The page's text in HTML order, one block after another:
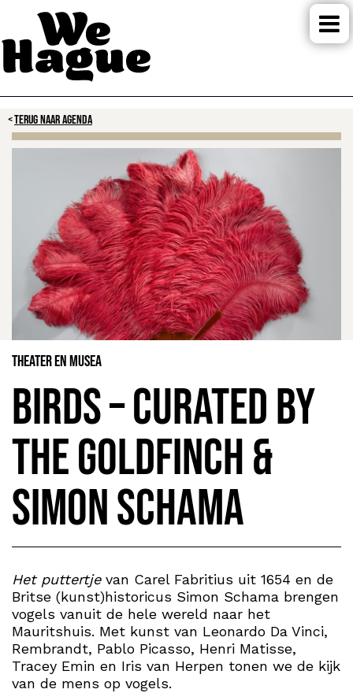
TERUG NAAR AGENDA
Theater en Musea
BIRDS – Curated by
The Goldfinch &
Simon Schama
Het puttertje van Carel Fabritius uit 1654 en de
Britse (kunst)historicus Simon Schama brengen
vogels vanuit de hele wereld naar het
Mauritshuis. Met kunst van Leonardo Da Vinci,
Rembrandt, Pablo Picasso, Henri Matisse,
Tracey Emin en Iris van Herpen tonen we de kijk
van de mens op vogels.